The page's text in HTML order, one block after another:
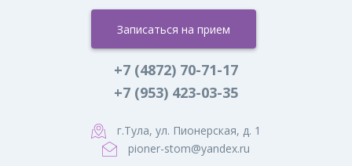
Записаться на прием
+7 (4872) 70-71-17
+7 (953) 423-03-35
г.Тула, ул. Пионерская, д. 1
pioner-stom@yandex.ru